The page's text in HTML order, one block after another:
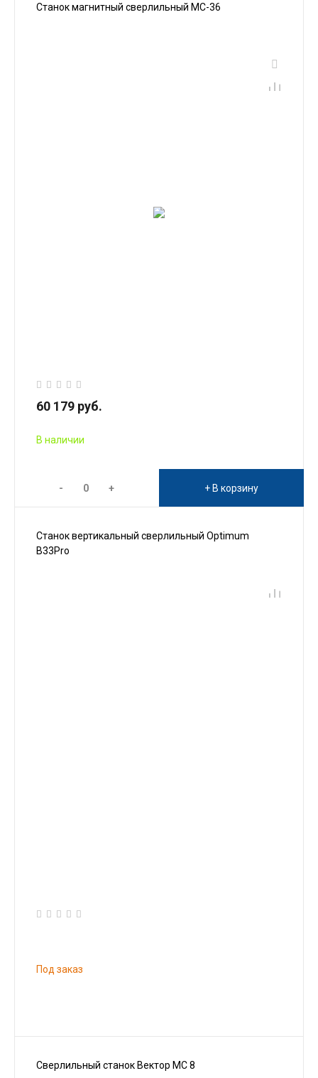
Станок магнитный сверлильный МС-36
60 179 руб.
В наличии
- + + В корзину
Станок вертикальный сверлильный Optimum
B33Pro
Под заказ
Сверлильный станок Вектор МС 8